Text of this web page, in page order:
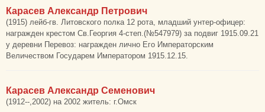
Карасев Александр Петрович
(1915) лейб-гв. Литовского полка 12 рота, младший унтер-офицер:
награжден крестом Св.Георгия 4-степ.(№547979) за подвиг 1915.09.21
у деревни Перевоз: награжден лично Его Императорским
Величеством Государем Императором 1915.12.15.
Карасев Александр Семенович
(1912--,2002) на 2002 житель: г.Омск